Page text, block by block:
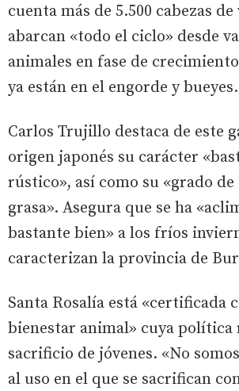
cuenta más de 5.500 cabezas
abarcan «todo el ciclo» desde
animales en fase de
ya están en el engorde y bueyes.
Carlos Trujillo destaca de este
origen japonés su carácter
rústico», así como su «grado
grasa». Asegura que se ha
bastante bien» a los fríos
caracterizan la provincia de
Santa Rosalía está «certificada
bienestar animal» cuya política
sacrificio de jóvenes. «No
al uso en el que se sacrifican